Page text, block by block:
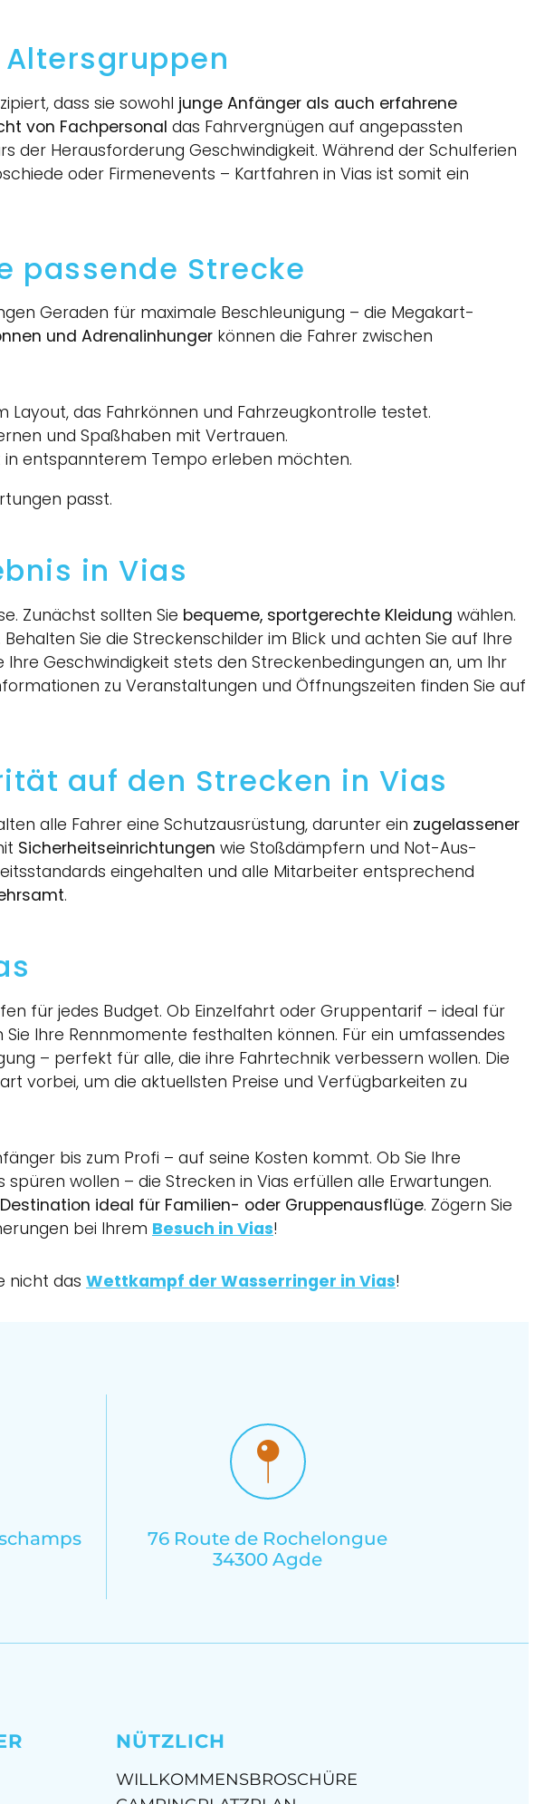
dass sie sowohl junge Anfänger als auch erfahrene
von Fachpersonal das Fahrvergnügen auf angepassten
der Herausforderung Geschwindigkeit. Während der Schulferien
oder Firmenevents – Kartfahren in Vias ist somit ein
passende Strecke
Geraden für maximale Beschleunigung – die Megakart-
und Adrenalinhunger können die Fahrer zwischen
das Fahrkönnen und Fahrzeugkontrolle testet.
und Spaßhaben mit Vertrauen.
in entspannterem Tempo erleben möchten.
passt.
in Vias
Zunächst sollten Sie bequeme, sportgerechte Kleidung wählen.
Behalten Sie die Streckenschilder im Blick und achten Sie auf Ihre
Geschwindigkeit stets den Streckenbedingungen an, um Ihr
zu Veranstaltungen und Öffnungszeiten finden Sie auf
auf den Strecken in Vias
alle Fahrer eine Schutzausrüstung, darunter ein zugelassener
Sicherheitseinrichtungen wie Stoßdämpfern und Not-Aus-
eingehalten und alle Mitarbeiter entsprechend
.
für jedes Budget. Ob Einzelfahrt oder Gruppentarif – ideal für
Sie Ihre Rennmomente festhalten können. Für ein umfassendes
– perfekt für alle, die ihre Fahrtechnik verbessern wollen. Die
vorbei, um die aktuellsten Preise und Verfügbarkeiten zu
bis zum Profi – auf seine Kosten kommt. Ob Sie Ihre
wollen – die Strecken in Vias erfüllen alle Erwartungen.
Destination ideal für Familien- oder Gruppenausflüge. Zögern Sie
bei Ihrem Besuch in Vias!
nicht das Wettkampf der Wasserringer in Vias!
76 Route de Rochelongue
34300 Agde
NÜTZLICH
WILLKOMMENSBROSCHÜRE